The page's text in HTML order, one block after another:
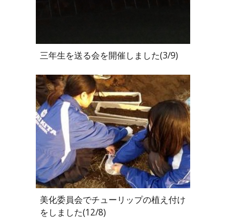
三年生を送る会を開催しました(3/9)
美化委員会でチューリップの植え付け
をしました(12/8)